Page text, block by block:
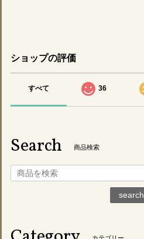
ショップの評価
すべて 36
Search 商品検索
search
カテゴリー